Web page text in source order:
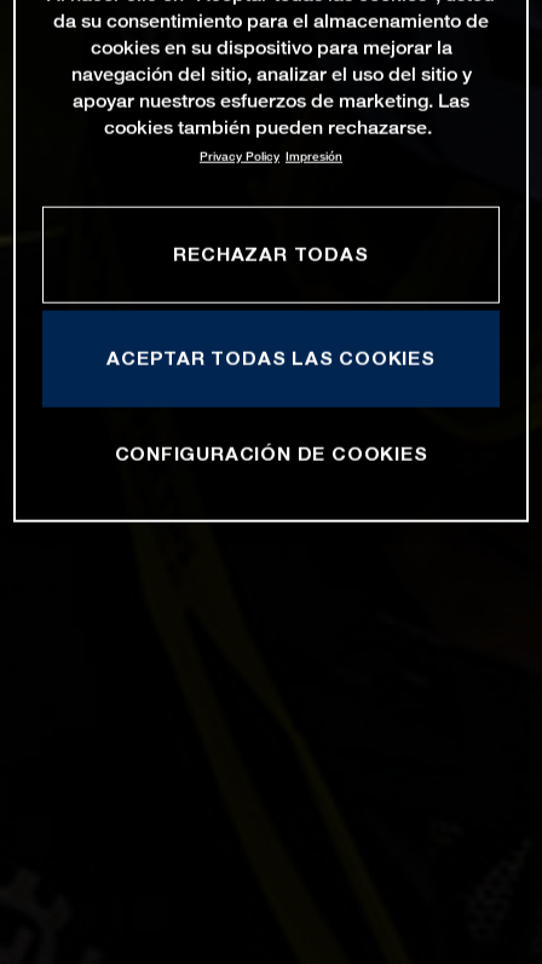
da su consentimiento para el almacenamiento de
cookies en su dispositivo para mejorar la
navegación del sitio, analizar el uso del sitio y
apoyar nuestros esfuerzos de marketing. Las
cookies también pueden rechazarse.
Privacy Policy Impresión
RECHAZAR TODAS
ACEPTAR TODAS LAS COOKIES
CONFIGURACIÓN DE COOKIES